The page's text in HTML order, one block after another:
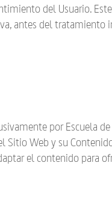
del Usuario.
antes del tratamiento
por Escuela
Sitio Web y su
el contenido para